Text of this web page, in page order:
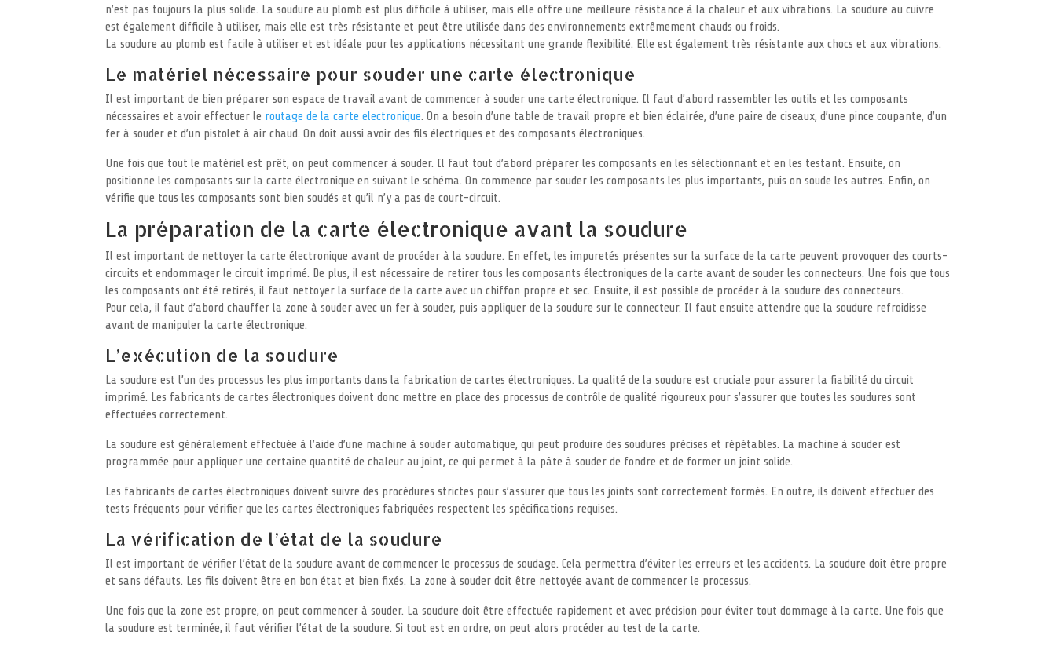
n’est pas toujours la plus solide. La soudure au plomb est plus difficile à utiliser, mais elle offre une meilleure résistance à la chaleur et aux vibrations. La soudure au cuivre
est également difficile à utiliser, mais elle est très résistante et peut être utilisée dans des environnements extrêmement chauds ou froids.
La soudure au plomb est facile à utiliser et est idéale pour les applications nécessitant une grande flexibilité. Elle est également très résistante aux chocs et aux vibrations.
Le matériel nécessaire pour souder une carte électronique
Il est important de bien préparer son espace de travail avant de commencer à souder une carte électronique. Il faut d’abord rassembler les outils et les composants
nécessaires et avoir effectuer le routage de la carte electronique. On a besoin d’une table de travail propre et bien éclairée, d’une paire de ciseaux, d’une pince coupante, d’un
fer à souder et d’un pistolet à air chaud. On doit aussi avoir des fils électriques et des composants électroniques.
Une fois que tout le matériel est prêt, on peut commencer à souder. Il faut tout d’abord préparer les composants en les sélectionnant et en les testant. Ensuite, on
positionne les composants sur la carte électronique en suivant le schéma. On commence par souder les composants les plus importants, puis on soude les autres. Enfin, on
vérifie que tous les composants sont bien soudés et qu’il n’y a pas de court-circuit.
La préparation de la carte électronique avant la soudure
Il est important de nettoyer la carte électronique avant de procéder à la soudure. En effet, les impuretés présentes sur la surface de la carte peuvent provoquer des courts-
circuits et endommager le circuit imprimé. De plus, il est nécessaire de retirer tous les composants électroniques de la carte avant de souder les connecteurs. Une fois que tous
les composants ont été retirés, il faut nettoyer la surface de la carte avec un chiffon propre et sec. Ensuite, il est possible de procéder à la soudure des connecteurs.
Pour cela, il faut d’abord chauffer la zone à souder avec un fer à souder, puis appliquer de la soudure sur le connecteur. Il faut ensuite attendre que la soudure refroidisse
avant de manipuler la carte électronique.
L’exécution de la soudure
La soudure est l’un des processus les plus importants dans la fabrication de cartes électroniques. La qualité de la soudure est cruciale pour assurer la fiabilité du circuit
imprimé. Les fabricants de cartes électroniques doivent donc mettre en place des processus de contrôle de qualité rigoureux pour s’assurer que toutes les soudures sont
effectuées correctement.
La soudure est généralement effectuée à l’aide d’une machine à souder automatique, qui peut produire des soudures précises et répétables. La machine à souder est
programmée pour appliquer une certaine quantité de chaleur au joint, ce qui permet à la pâte à souder de fondre et de former un joint solide.
Les fabricants de cartes électroniques doivent suivre des procédures strictes pour s’assurer que tous les joints sont correctement formés. En outre, ils doivent effectuer des
tests fréquents pour vérifier que les cartes électroniques fabriquées respectent les spécifications requises.
La vérification de l’état de la soudure
Il est important de vérifier l’état de la soudure avant de commencer le processus de soudage. Cela permettra d’éviter les erreurs et les accidents. La soudure doit être propre
et sans défauts. Les fils doivent être en bon état et bien fixés. La zone à souder doit être nettoyée avant de commencer le processus.
Une fois que la zone est propre, on peut commencer à souder. La soudure doit être effectuée rapidement et avec précision pour éviter tout dommage à la carte. Une fois que
la soudure est terminée, il faut vérifier l’état de la soudure. Si tout est en ordre, on peut alors procéder au test de la carte.